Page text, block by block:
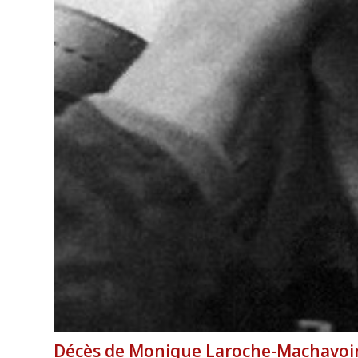
Décès de Monique Laroche-